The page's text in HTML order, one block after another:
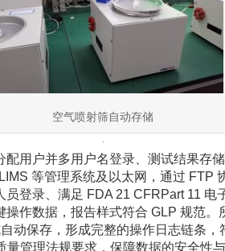
空气喷射筛自动存储
配用户并多用户名登录、测试结果存
等管理系统及以太网，通过 FTP
员登录、满足 FDA 21 CFRPart 11 电
操作数据，报告样式符合 GLP 规范。
动保存，形成完整的操作日志链条，
量管理法规要求，保障数据的安全性